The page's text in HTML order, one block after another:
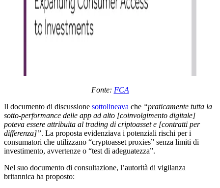
Fonte: FCA
Il documento di discussione sottolineava che “praticamente tutta la
sotto-performance delle app ad alto [coinvolgimento digitale]
poteva essere attribuita al trading di criptoasset e [contratti per
differenza]”. La proposta evidenziava i potenziali rischi per i
consumatori che utilizzano “cryptoasset proxies” senza limiti di
investimento, avvertenze o “test di adeguatezza”.
Nel suo documento di consultazione, l’autorità di vigilanza
britannica ha proposto: